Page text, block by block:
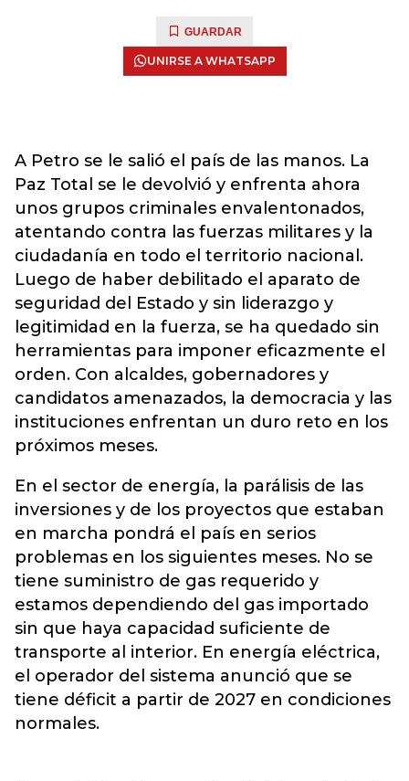
GUARDAR
UNIRSE A WHATSAPP
A Petro se le salió el país de las manos. La
Paz Total se le devolvió y enfrenta ahora
unos grupos criminales envalentonados,
atentando contra las fuerzas militares y la
ciudadanía en todo el territorio nacional.
Luego de haber debilitado el aparato de
seguridad del Estado y sin liderazgo y
legitimidad en la fuerza, se ha quedado sin
herramientas para imponer eficazmente el
orden. Con alcaldes, gobernadores y
candidatos amenazados, la democracia y las
instituciones enfrentan un duro reto en los
próximos meses.
En el sector de energía, la parálisis de las
inversiones y de los proyectos que estaban
en marcha pondrá el país en serios
problemas en los siguientes meses. No se
tiene suministro de gas requerido y
estamos dependiendo del gas importado
sin que haya capacidad suficiente de
transporte al interior. En energía eléctrica,
el operador del sistema anunció que se
tiene déficit a partir de 2027 en condiciones
normales.